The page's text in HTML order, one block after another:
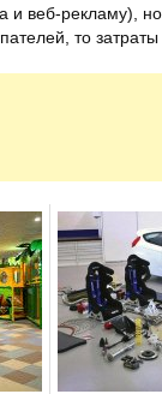
и веб-рекламу),
то